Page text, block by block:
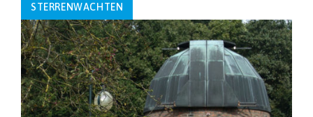
STERRENWACHTEN